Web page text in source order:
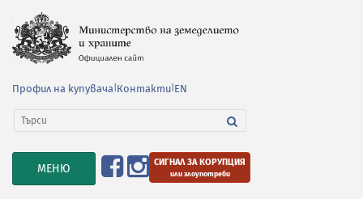
Профил на купувача Контакти EN
TOGGLE
NAVIGATION
МЕНЮ СИГНАЛ ЗА КОРУПЦИЯ
или злоупотреби